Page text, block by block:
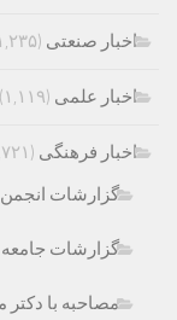
اخبار صنعتی (۱,۲۳۵)
اخبار علمی (۱,۱۱۹)
اخبار فرهنگی (۷,۷۲۱)
گزارشات
گزارشات جامعه
مصاحبه با دکتر